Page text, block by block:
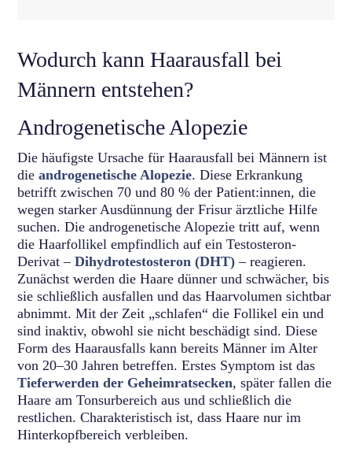
Wodurch kann Haarausfall bei
Männern entstehen?
Androgenetische Alopezie
Die häufigste Ursache für Haarausfall bei Männern ist
dieandrogenetische Alopezie. Diese Erkrankung
betrifft zwischen 70 und 80 % der Patient:innen, die
wegen starker Ausdünnung der Frisur ärztliche Hilfe
suchen. Die androgenetische Alopezie tritt auf, wenn
die Haarfollikel empfindlich auf ein Testosteron-
Derivat –Dihydrotestosteron (DHT) – reagieren.
Zunächst werden die Haare dünner und schwächer, bis
sie schließlich ausfallen und das Haarvolumen sichtbar
abnimmt. Mit der Zeit „schlafen“ die Follikel ein und
sind inaktiv, obwohl sie nicht beschädigt sind. Diese
Form des Haarausfalls kann bereits Männer im Alter
von 20–30 Jahren betreffen. Erstes Symptom ist das
Tieferwerden der Geheimratsecken, später fallen die
Haare am Tonsurbereich aus und schließlich die
restlichen. Charakteristisch ist, dass Haare nur im
Hinterkopfbereich verbleiben.